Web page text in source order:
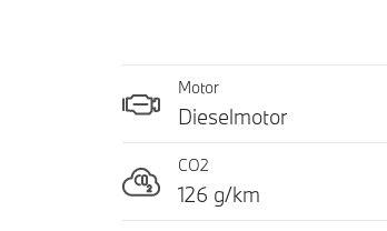
Motor
Dieselmotor
CO2
126 g/km